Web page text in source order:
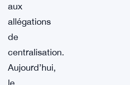
aux
allégations
de
centralisation.
Aujourd’hui,
le